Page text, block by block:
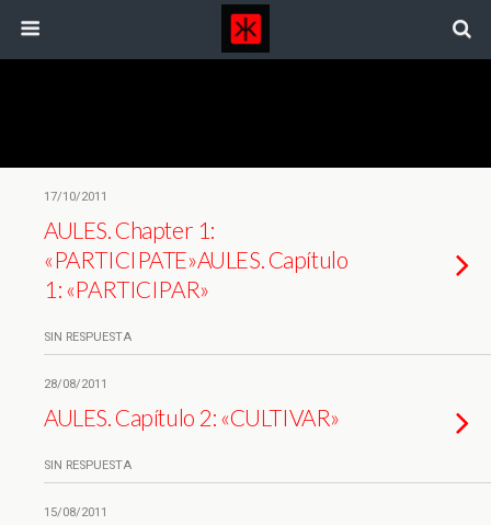
17/10/2011
AULES. Chapter 1:
«PARTICIPATE»AULES. Capítulo
1: «PARTICIPAR»
SIN RESPUESTA
28/08/2011
AULES. Capítulo 2: «CULTIVAR»
SIN RESPUESTA
15/08/2011